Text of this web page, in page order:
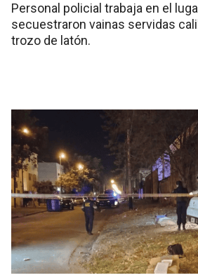
Personal policial trabaja en el
secuestraron vainas servidas
trozo de latón.